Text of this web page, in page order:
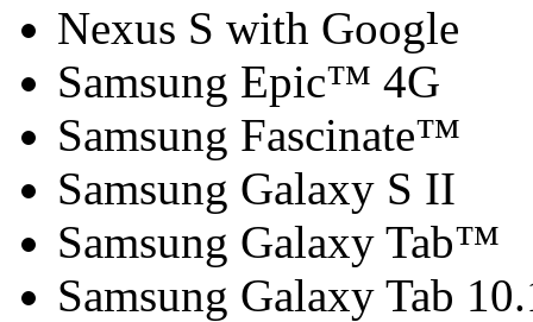
Nexus S with Google
Samsung Epic™ 4G
Samsung Fascinate™
Samsung Galaxy S II
Samsung Galaxy Tab™
Samsung Galaxy Tab